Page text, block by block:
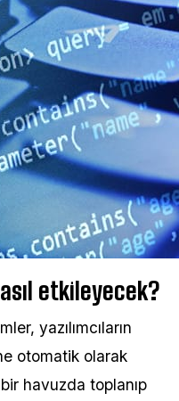
etkileyecek?
yazılımcıların
otomatik olarak
havuzda toplanıp